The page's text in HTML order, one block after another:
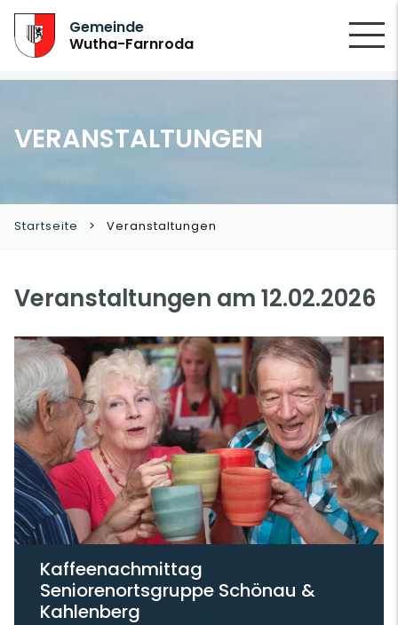
Gemeinde
Wutha-Farnroda
VERANSTALTUNGEN
Startseite Veranstaltungen
Veranstaltungen am 12.02.2026
Kaffeenachmittag
Seniorenortsgruppe Schönau &
Kahlenberg